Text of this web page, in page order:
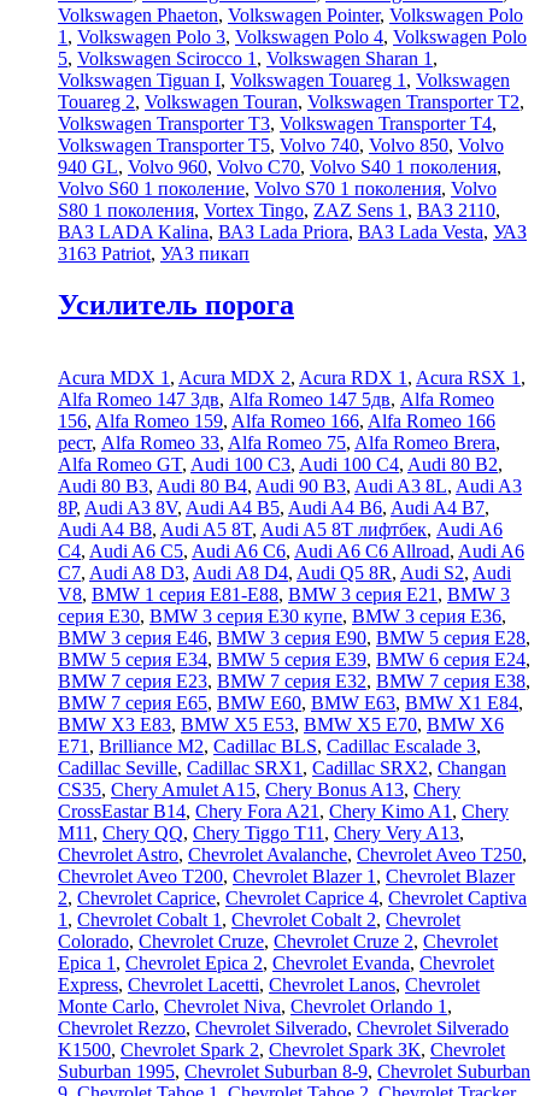
Volkswagen Phaeton, Volkswagen Pointer, Volkswagen Polo
1, Volkswagen Polo 3, Volkswagen Polo 4, Volkswagen Polo
5, Volkswagen Scirocco 1, Volkswagen Sharan 1,
Volkswagen Tiguan I, Volkswagen Touareg 1, Volkswagen
Touareg 2, Volkswagen Touran, Volkswagen Transporter T2,
Volkswagen Transporter T3, Volkswagen Transporter T4,
Volkswagen Transporter T5, Volvo 740, Volvo 850, Volvo
940 GL, Volvo 960, Volvo C70, Volvo S40 1 поколения,
Volvo S60 1 поколение, Volvo S70 1 поколения, Volvo
S80 1 поколения, Vortex Tingo, ZAZ Sens 1, ВАЗ 2110,
ВАЗ LADA Kalina, ВАЗ Lada Priora, ВАЗ Lada Vesta, УАЗ
3163 Patriot, УАЗ пикап
Усилитель порога
Acura MDX 1 , Acura MDX 2, Acura RDX 1 , Acura RSX 1 ,
Alfa Romeo 147 3дв, Alfa Romeo 147 5дв, Alfa Romeo
156, Alfa Romeo 159, Alfa Romeo 166, Alfa Romeo 166
рест, Alfa Romeo 33, Alfa Romeo 75, Alfa Romeo Brera,
Alfa Romeo GT, Audi 100 C3, Audi 100 C4, Audi 80 B2,
Audi 80 B3, Audi 80 B4, Audi 90 B3, Audi A3 8L, Audi A3
8P, Audi A3 8V, Audi A4 B5, Audi A4 B6, Audi A4 B7,
Audi A4 B8, Audi A5 8T, Audi A5 8T лифтбек, Audi A6
C4, Audi A6 C5, Audi A6 C6, Audi A6 C6 Allroad, Audi A6
C7, Audi A8 D3, Audi A8 D4, Audi Q5 8R, Audi S2, Audi
V8, BMW 1 серия E81-E88, BMW 3 серия E21 , BMW 3
серия E30, BMW 3 серия E30 купе, BMW 3 серия E36,
BMW 3 серия E46, BMW 3 серия E90, BMW 5 серия E28,
BMW 5 серия E34, BMW 5 серия E39, BMW 6 серия E24,
BMW 7 серия E23, BMW 7 серия E32, BMW 7 серия E38,
BMW 7 серия E65, BMW E60, BMW E63, BMW X1 E84,
BMW X3 E83, BMW X5 E53, BMW X5 E70, BMW X6
E71 , Brilliance M2, Cadillac BLS, Cadillac Escalade 3,
Cadillac Seville, Cadillac SRX1 , Cadillac SRX2, Changan
CS35, Chery Amulet A15, Chery Bonus A13, Chery
CrossEastar B14, Chery Fora A21 , Chery Kimo A1 , Chery
M11 , Chery QQ, Chery Tiggo T11 , Chery Very A13,
Chevrolet Astro, Chevrolet Avalanche, Chevrolet Aveo T250,
Chevrolet Aveo Т200, Chevrolet Blazer 1 , Chevrolet Blazer
2, Chevrolet Caprice, Chevrolet Caprice 4, Chevrolet Captiva
1 , Chevrolet Cobalt 1 , Chevrolet Cobalt 2, Chevrolet
Colorado, Chevrolet Cruze, Chevrolet Cruze 2, Chevrolet
Epica 1 , Chevrolet Epica 2, Chevrolet Evanda, Chevrolet
Express, Chevrolet Lacetti, Chevrolet Lanos, Chevrolet
Monte Carlo, Chevrolet Niva, Chevrolet Orlando 1 ,
Chevrolet Rezzo, Chevrolet Silverado, Chevrolet Silverado
K1500, Chevrolet Spark 2, Chevrolet Spark ЗК, Chevrolet
Suburban 1995, Chevrolet Suburban 8-9, Chevrolet Suburban